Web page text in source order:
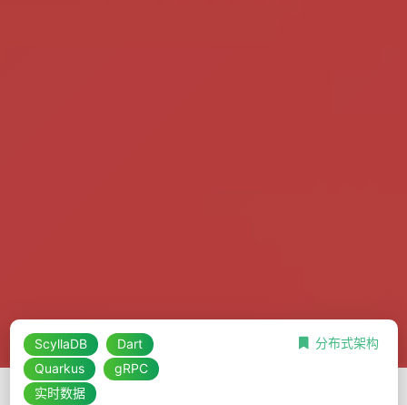
ScyllaDB
Dart
Quarkus
gRPC
实时数据
分布式架构